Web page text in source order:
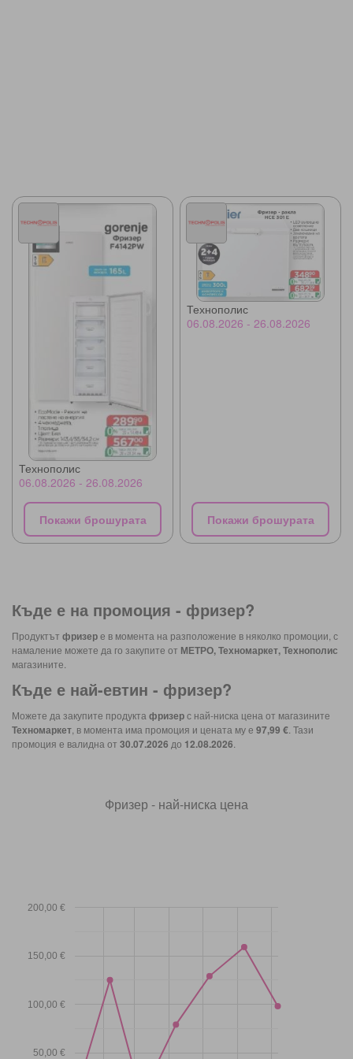
Технополис
06.08.2026 - 26.08.2026
Покажи брошурата
Технополис
06.08.2026 - 26.08.2026
Покажи брошурата
Къде е на промоция - фризер?
Продуктът фризере в момента на разположение в няколко промоции, с
намаление можете да го закупите от МЕТРО, Техномаркет, Технополис
магазините.
Къде е най-евтин - фризер?
Можете да закупите продукта фризерс най-ниска цена от магазините
Техномаркет , в момента има промоция и цената му е 97,99 € . Тази
промоция е валидна от 30.07.2026 до 12.08.2026
Фризер - най-ниска цена
50,00 €
100,00 €
150,00 €
200,00 €